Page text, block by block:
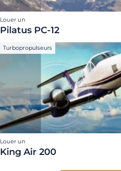
Louer un
Pilatus PC-12
Turbopropulseurs
Louer un
King Air 200